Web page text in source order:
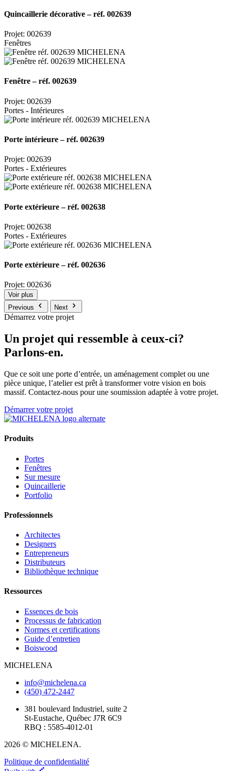
Quincaillerie décorative – réf. 002639
Projet: 002639
Fenêtres
Fenêtre – réf. 002639
Projet: 002639
Portes - Intérieures
Porte intérieure – réf. 002639
Projet: 002639
Portes - Extérieures
Porte extérieure – réf. 002638
Projet: 002638
Portes - Extérieures
Porte extérieure – réf. 002636
Projet: 002636
Voir plus
Previous
Next
Démarrez votre projet
Un projet qui ressemble à ceux-ci?
Parlons-en.
Que ce soit une porte d’entrée, un aménagement complet ou une
pièce unique, l’atelier est prêt à transformer votre vision en bois
massif. Contactez-nous pour une soumission adaptée à votre projet.
Démarrer votre projet
Produits
Portes
Fenêtres
Sur mesure
Quincaillerie
Portfolio
Professionnels
Architectes
Designers
Entrepreneurs
Distributeurs
Bibliothèque technique
Ressources
Essences de bois
Processus de fabrication
Normes et certifications
Guide d’entretien
Boiswood
MICHELENA
info@michelena.ca
(450) 472-2447
381 boulevard Industriel, suite 2
St-Eustache, Québec J7R 6C9
RBQ : 5585-4012-01
2026 © MICHELENA.
Politique de confidentialité